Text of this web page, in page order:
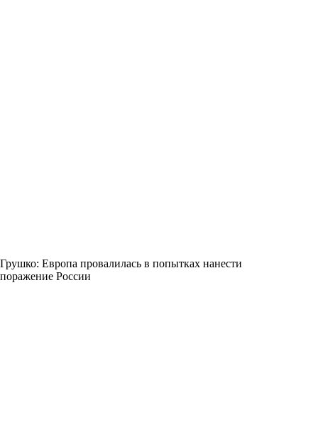
Грушко: Европа провалилась в попытках нанести
поражение России